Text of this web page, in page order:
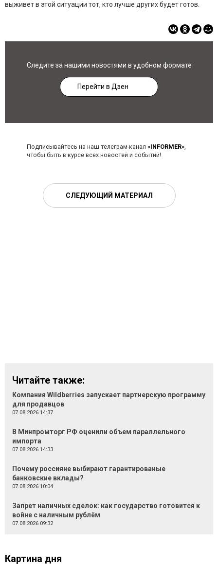
выживет в этой ситуации тот, кто лучше других будет готов.
Следите за нашими новостями в удобном формате
Перейти в Дзен
Подписывайтесь на наш телеграм-канал «INFORMER»,
чтобы быть в курсе всех новостей и событий!
СЛЕДУЮЩИЙ МАТЕРИАЛ
Читайте также:
Компания Wildberries запускает партнерскую программу
для продавцов
07.08.2026 14:37
В Минпромторг РФ оценили объем параллельного
импорта
07.08.2026 14:33
Почему россияне выбирают гарантированые
банковские вклады?
07.08.2026 10:04
Запрет наличных сделок: как государство готовится к
войне с наличным рублём
07.08.2026 09:32
Картина дня